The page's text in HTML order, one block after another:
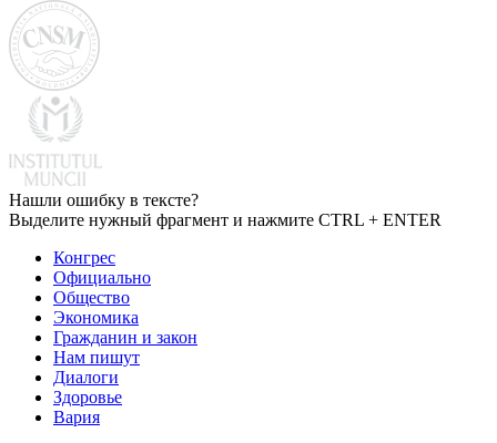
Нашли ошибку в тексте?
Выделите нужный фрагмент и нажмите CTRL + ENTER
Конгрес
Официально
Общество
Экономика
Гражданин и закон
Нам пишут
Диалоги
Здоровье
Вария